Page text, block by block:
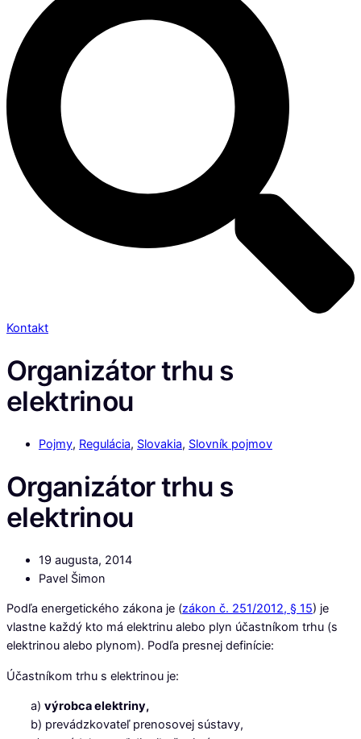
Kontakt
Organizátor trhu s
elektrinou
Pojmy, Regulácia, Slovakia, Slovník pojmov
Organizátor trhu s
elektrinou
19 augusta, 2014
Pavel Šimon
Podľa energetického zákona je (zákon č. 251/2012, § 15) je
vlastne každý kto má elektrinu alebo plyn účastníkom trhu (s
elektrinou alebo plynom). Podľa presnej definície:
Účastníkom trhu s elektrinou je:
a) výrobca elektriny,
b) prevádzkovateľ prenosovej sústavy,